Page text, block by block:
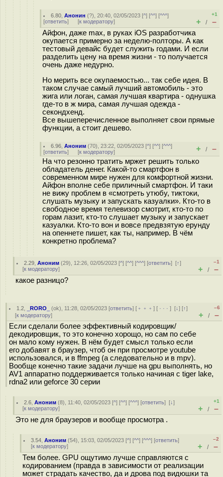
6.80 ,Анонин (?), 20:40, 02/05/2023 [^] [^^] [^^^]
[ответить] [к модератору]
+1
+ / –
Айфон, даже max, в руках iOS разработчика
окупается примерно за неделю-полторы. А как
тестовый девайс будет служить годами. И если
разделить цену на время жизни - то получается
очень даже недурно.
Но мерить все окупаемостью... так себе идея. В
таком случае самый лучший автомобиль - это
жига или логан, самая лучшая квартира - однушка
где-то в ж мира, самая лучшая одежда -
секондхенд.
Все вышеперечисленное выполняет свои прямые
функции, а стоит дешево.
6.96 ,Аноним (70), 23:22, 02/05/2023 [^] [^^] [^^^]
[ответить] [к модератору] + / –
На что резонно тратить мржет решить только
обладатель денег. Какой-то смартфон в
современном мире нужен для комфортной жизни.
Айфон вполне себе приличный смартфон. И таки
не вижу проблем в «смотреть утюбу, тиктоки,
слушать музыку и запускать казуалки». Кто-то в
свободное время телевизор смотрит, кто-то по
горам лазит, кто-то слушает музыку и запускает
казуалки. Кто-то вон и вовсе предвзятую ерунду
на опеннете пишет, как ты, например. В чём
конкретно проблема?
2.29 ,Аноним (29), 12:26, 02/05/2023 [^] [^^] [^^^] [ответить][↑]
[к модератору]
–1
+ / –
какое разницо?
1.2 _RORO_ (ok), 11:28, 02/05/2023 [ответить] [ ﹢﹢﹢] [ · · ·][↓] [↑]
[к модератору]
–6
+ / –
Если сделали более эффективный кодировщик/
декодировщик, то это конечно хорощо, но сам по себе
он мало кому нужен. В нём будет смысл только если
его добавят в браузер, чтоб он при просмотре youtube
использовался, и в ffmpeg (а следовательно и в mpv).
Вообще конечно такие задачи лучше на gpu выполнять, но
AV1 аппаратно поддерживается только начиная с tiger lake,
rdna2 или geforce 30 серии
2.6 ,Аноним (8), 11:40, 02/05/2023 [^] [^^] [^^^] [ответить][↓]
[к модератору]
+1
+ / –
Это не для браузеров и вообще просмотра .
3.54 ,Аноним (54), 15:03, 02/05/2023 [^] [^^] [^^^] [ответить]
[к модератору]
–2
+ / –
Тем более. GPU ощутимо лучше справляются с
кодированием (правда в зависимости от реализации
может страдать качество, да и дрова под видюшки та